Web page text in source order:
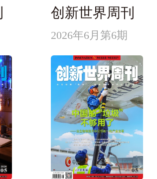
创新世界周刊
2026年6月第6期